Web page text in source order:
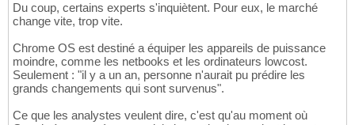
Du coup, certains experts s'inquiètent. Pour eux, le marché
change vite, trop vite.
Chrome OS est destiné a équiper les appareils de puissance
moindre, comme les netbooks et les ordinateurs lowcost.
Seulement : "il y a un an, personne n'aurait pu prédire les
grands changements qui sont survenus".
Ce que les analystes veulent dire, c'est qu'au moment où